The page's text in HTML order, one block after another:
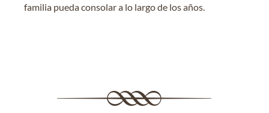
familia pueda consolar a lo largo de los años.